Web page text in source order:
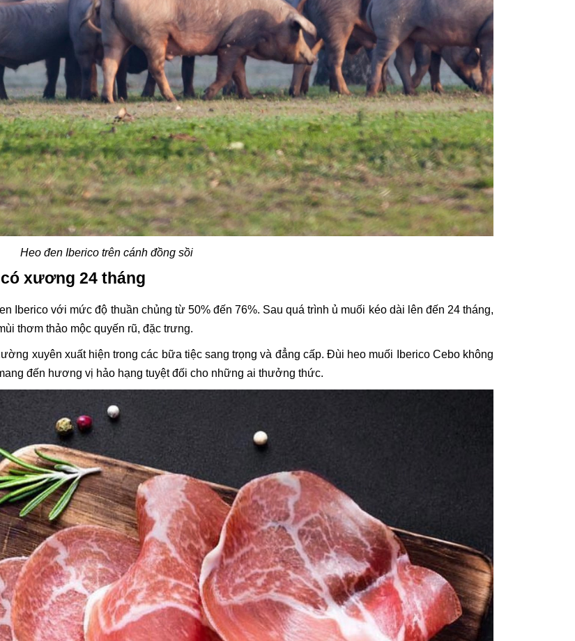
Heo đen Iberico trên cánh đồng sồi
xương 24 tháng
Iberico với mức độ thuần chủng từ 50% đến 76%. Sau quá trình ủ muối kéo dài lên đến 24 tháng,
thơm thảo mộc quyến rũ, đặc trưng.
xuyên xuất hiện trong các bữa tiệc sang trọng và đẳng cấp. Đùi heo muối Iberico Cebo không
đến hương vị hảo hạng tuyệt đối cho những ai thưởng thức.